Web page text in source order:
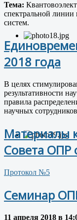
Тема:
спектральной
систем.
2018 года
В целях
результативности
правила
научных
Материалы
Совета ОПР
Протокол №5
Семинар
11 апреля 2018 в